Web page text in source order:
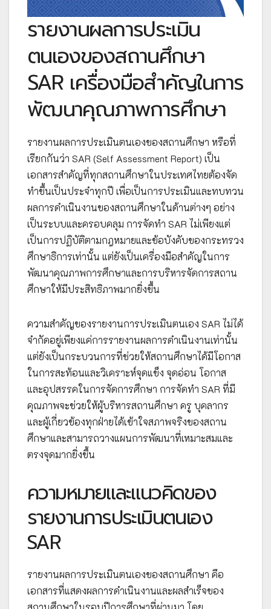
รายงานผลการประเมิน
ตนเองของสถานศึกษา
SAR เครื่องมือสำคัญในการ
พัฒนาคุณภาพการศึกษา
รายงานผลการประเมินตนเองของสถานศึกษา หรือที่
เรียกกันว่า SAR (Self Assessment Report) เป็น
เอกสารสำคัญที่ทุกสถานศึกษาในประเทศไทยต้องจัด
ทำขึ้นเป็นประจำทุกปี เพื่อเป็นการประเมินและทบทวน
ผลการดำเนินงานของสถานศึกษาในด้านต่างๆ อย่าง
เป็นระบบและครอบคลุม การจัดทำ SAR ไม่เพียงแต่
เป็นการปฏิบัติตามกฎหมายและข้อบังคับของกระทรวง
ศึกษาธิการเท่านั้น แต่ยังเป็นเครื่องมือสำคัญในการ
พัฒนาคุณภาพการศึกษาและการบริหารจัดการสถาน
ศึกษาให้มีประสิทธิภาพมากยิ่งขึ้น
ความสำคัญของรายงานการประเมินตนเอง SAR ไม่ได้
จำกัดอยู่เพียงแค่การรายงานผลการดำเนินงานเท่านั้น
แต่ยังเป็นกระบวนการที่ช่วยให้สถานศึกษาได้มีโอกาส
ในการสะท้อนและวิเคราะห์จุดแข็ง จุดอ่อน โอกาส
และอุปสรรคในการจัดการศึกษา การจัดทำ SAR ที่มี
คุณภาพจะช่วยให้ผู้บริหารสถานศึกษา ครู บุคลากร
และผู้เกี่ยวข้องทุกฝ่ายได้เข้าใจสภาพจริงของสถาน
ศึกษาและสามารถวางแผนการพัฒนาที่เหมาะสมและ
ตรงจุดมากยิ่งขึ้น
ความหมายและแนวคิดของ
รายงานการประเมินตนเอง
SAR
รายงานผลการประเมินตนเองของสถานศึกษา คือ
เอกสารที่แสดงผลการดำเนินงานและผลสำเร็จของ